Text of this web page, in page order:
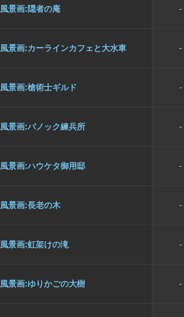
風景画:隠者の庵 -
風景画:カーラインカフェと大水車 -
風景画:槍術士ギルド -
風景画:バノック練兵所 -
風景画:ハウケタ御用邸 -
風景画:長老の木 -
風景画:虹架けの滝 -
風景画:ゆりかごの大樹 -